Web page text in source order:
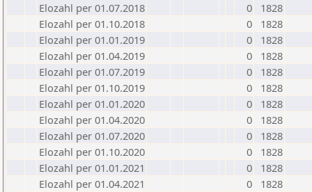
Elozahl per 01.07.2018
0
1828
Elozahl per 01.10.2018
0
1828
Elozahl per 01.01.2019
0
1828
Elozahl per 01.04.2019
0
1828
Elozahl per 01.07.2019
0
1828
Elozahl per 01.10.2019
0
1828
Elozahl per 01.01.2020
0
1828
Elozahl per 01.04.2020
0
1828
Elozahl per 01.07.2020
0
1828
Elozahl per 01.10.2020
0
1828
Elozahl per 01.01.2021
0
1828
Elozahl per 01.04.2021
0
1828